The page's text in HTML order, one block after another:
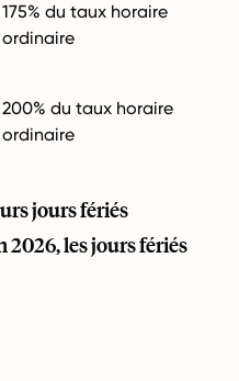
175% du taux horaire
ordinaire
200% du taux horaire
ordinaire
jours fériés
2026, les jours fériés